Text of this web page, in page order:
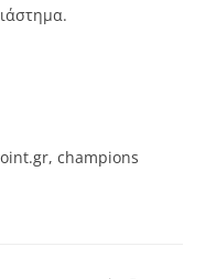
, champions